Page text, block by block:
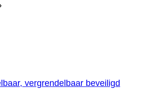
vergrendelbaar beveiligd